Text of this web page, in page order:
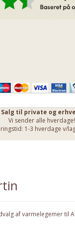
Salg til private og
Vi sender alle hverdage!
1-3 hverdage v/
af varmelegemer til